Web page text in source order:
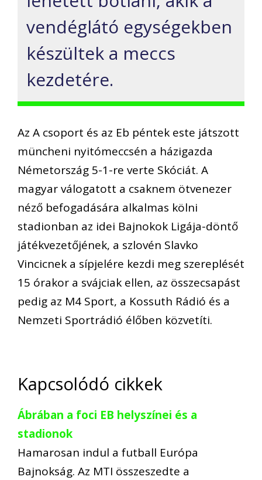
vendéglátó egységekben
készültek a meccs
kezdetére.
Az A csoport és az Eb péntek este játszott
müncheni nyitómeccsén a házigazda
Németország 5-1-re verte Skóciát. A
magyar válogatott a csaknem ötvenezer
néző befogadására alkalmas kölni
stadionban az idei Bajnokok Ligája-döntő
játékvezetőjének, a szlovén Slavko
Vincicnek a sípjelére kezdi meg szereplését
15 órakor a svájciak ellen, az összecsapást
pedig az M4 Sport, a Kossuth Rádió és a
Nemzeti Sportrádió élőben közvetíti.
Kapcsolódó cikkek
Ábrában a foci EB helyszínei és a
stadionok
Hamarosan indul a futball Európa
Bajnokság. Az MTI összeszedte a